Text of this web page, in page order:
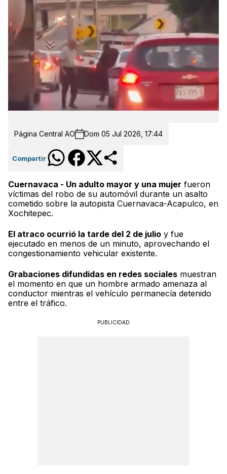
Página Central AO Dom 05 Jul 2026, 17:44
Compartir
Cuernavaca - Un adulto mayor y una mujer fueron
víctimas del robo de su automóvil durante un asalto
cometido sobre la autopista Cuernavaca-Acapulco, en
Xochitepec.
El atraco ocurrió la tarde del 2 de julio y fue
ejecutado en menos de un minuto, aprovechando el
congestionamiento vehicular existente.
Grabaciones difundidas en redes sociales muestran
el momento en que un hombre armado amenaza al
conductor mientras el vehículo permanecía detenido
entre el tráfico.
PUBLICIDAD